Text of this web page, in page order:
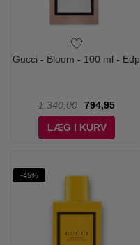
Gucci - Bloom - 100 ml - Edp
1.340,00
794,95
LÆG I KURV
-45%